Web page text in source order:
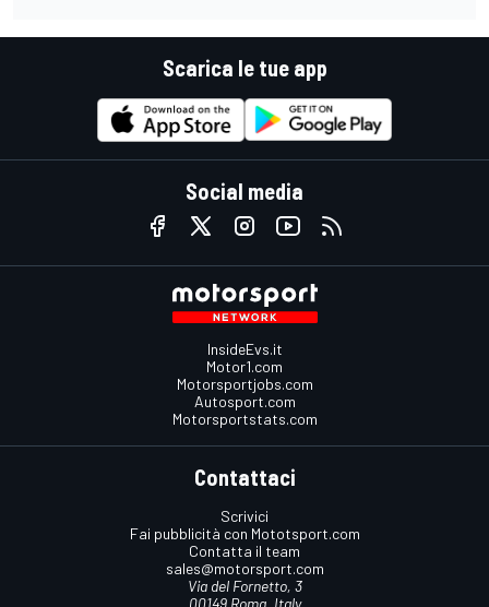
Scarica le tue app
Social media
InsideEvs.it
Motor1.com
Motorsportjobs.com
Autosport.com
Motorsportstats.com
Contattaci
Scrivici
Fai pubblicità con Mototsport.com
Contatta il team
sales@motorsport.com
Via del Fornetto, 3
00149 Roma, Italy